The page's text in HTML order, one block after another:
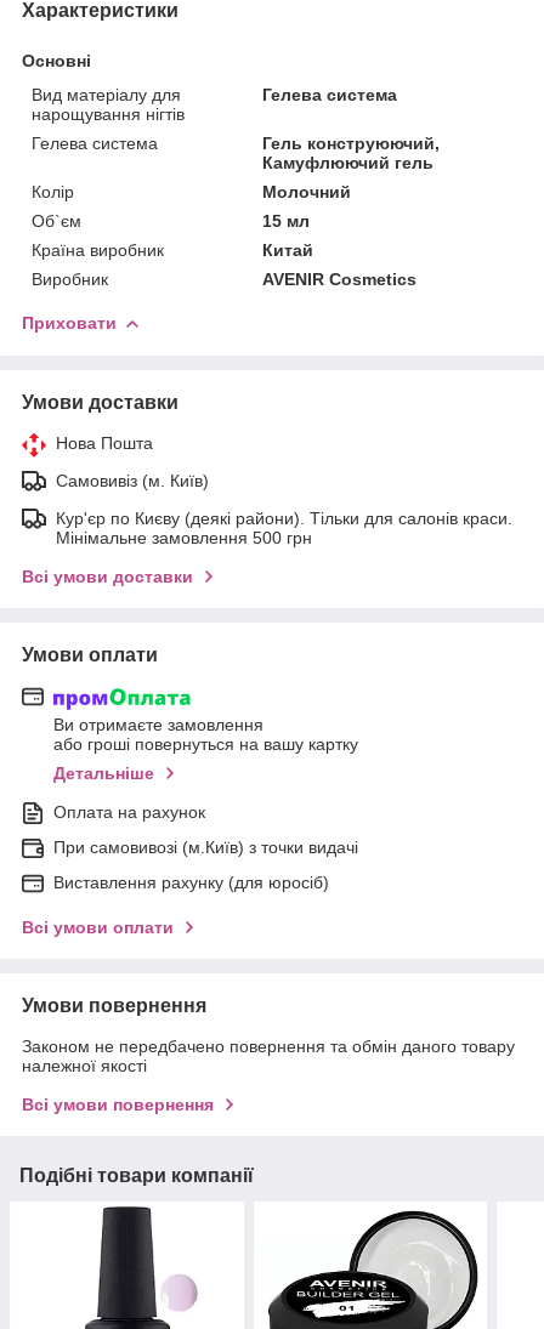
Характеристики
Основні
Вид матеріалу для
нарощування нігтів
Гелева система
Гелева система
Гель конструюючий,
Камуфлюючий гель
Колір
Молочний
Об`єм
15 мл
Країна виробник
Китай
Виробник
AVENIR Cosmetics
Приховати
Умови доставки
Нова Пошта
Самовивіз (м. Київ)
Кур'єр по Києву (деякі райони). Тільки для салонів краси.
Мінімальне замовлення 500 грн
Всі умови доставки
Умови оплати
Ви отримаєте замовлення
або гроші повернуться на вашу картку
Детальніше
Оплата на рахунок
При самовивозі (м.Київ) з точки видачі
Виставлення рахунку (для юросіб)
Всі умови оплати
Умови повернення
Законом не передбачено повернення та обмін даного товару
належної якості
Всі умови повернення
Подібні товари компанії